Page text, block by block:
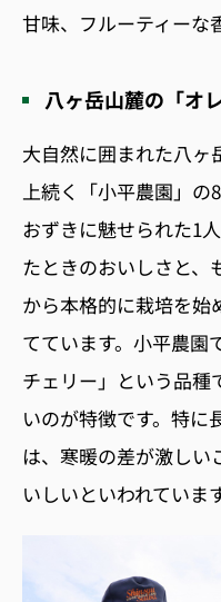
甘味、フルーティーな
八ヶ岳山麓の「オ
大自然に囲まれた八ヶ
上続く「小平農園」の
おずきに魅せられた1
たときのおいしさと、
から本格的に栽培を始
てています。小平農園
チェリー」という品種
いのが特徴です。特に
は、寒暖の差が激しい
いしいといわれています